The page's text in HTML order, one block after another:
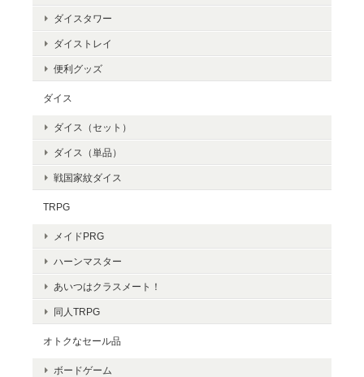
ダイスタワー
ダイストレイ
便利グッズ
ダイス
ダイス（セット）
ダイス（単品）
戦国家紋ダイス
TRPG
メイドPRG
ハーンマスター
あいつはクラスメート！
同人TRPG
オトクなセール品
ボードゲーム